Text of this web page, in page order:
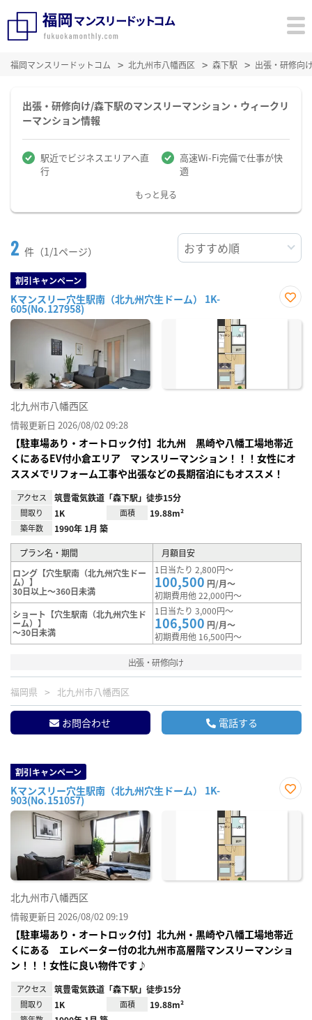
福岡マンスリードットコム 北九州市八幡西区 森下駅 出張・研修向
出張・研修向け/森下駅のマンスリーマンション・ウィークリ
ーマンション情報
駅近でビジネスエリアへ直
行
高速Wi-Fi完備で仕事が快
適
もっと見る
2 件（1/1ページ）
割引キャンペーン
Kマンスリー穴生駅南（北九州穴生ドーム） 1K-
605(No.127958)
に入
北九州市八幡西区
情報更新日 2026/08/02 09:28
【駐車場あり・オートロック付】北九州 黒崎や八幡工場地帯近
くにあるEV付小倉エリア マンスリーマンション！！！女性にオ
ススメでリフォーム工事や出張などの長期宿泊にもオススメ！
アクセス 筑豊電気鉄道「森下駅」徒歩15分
間取り 1K 面積 19.88m²
築年数 1990年 1月 築
プラン名・期間
月額目安
ロング【穴生駅南（北九州穴生ドー
ム）】
30日以上～360日未満
1日当たり 2,800円～
100,500 円/月～
初期費用他 22,000円～
ショート【穴生駅南（北九州穴生ド
ーム）】
～30日未満
1日当たり 3,000円～
106,500 円/月～
初期費用他 16,500円～
出張・研修向け
福岡県 北九州市八幡西区
お問合わせ 電話する
割引キャンペーン
Kマンスリー穴生駅南（北九州穴生ドーム） 1K-
903(No.151057)
に入
北九州市八幡西区
情報更新日 2026/08/02 09:19
【駐車場あり・オートロック付】北九州・黒崎や八幡工場地帯近
くにある エレベーター付の北九州市高層階マンスリーマンショ
ン！！！女性に良い物件です♪
アクセス 筑豊電気鉄道「森下駅」徒歩15分
間取り 1K 面積 19.88m²